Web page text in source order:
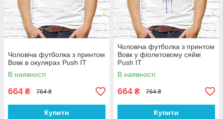
Чоловіча футболка з принтом
Вовк в окулярах Push IT
В наявності
664 ₴ 764 ₴
Купити
Чоловіча футболка з принтом
Вовк у фіолетовому сяйві
Push IT
В наявності
664 ₴ 764 ₴
Купити